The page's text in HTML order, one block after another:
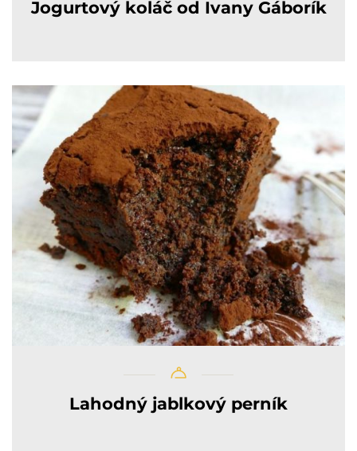
Jogurtový koláč od Ivany Gáborík
Lahodný jablkový perník